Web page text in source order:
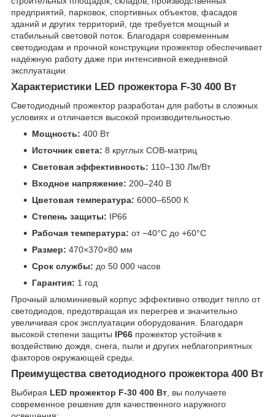
предприятий, парковок, спортивных объектов, фасадов
зданий и других территорий, где требуется мощный и
стабильный световой поток. Благодаря современным
светодиодам и прочной конструкции прожектор обеспечивает
надёжную работу даже при интенсивной ежедневной
эксплуатации.
Характеристики LED прожектора F-30 400 Вт
Светодиодный прожектор разработан для работы в сложных
условиях и отличается высокой производительностью.
Мощность: 400 Вт
Источник света: 8 круглых COB-матриц
Световая эффективность: 110–130 Лм/Вт
Входное напряжение: 200–240 В
Цветовая температура: 6000–6500 К
Степень защиты: IP66
Рабочая температура: от −40°C до +60°C
Размер: 470×370×80 мм
Срок службы: до 50 000 часов
Гарантия: 1 год
Прочный алюминиевый корпус эффективно отводит тепло от
светодиодов, предотвращая их перегрев и значительно
увеличивая срок эксплуатации оборудования. Благодаря
высокой степени защиты IP66 прожектор устойчив к
воздействию дождя, снега, пыли и других неблагоприятных
факторов окружающей среды.
Преимущества светодиодного прожектора 400 Вт
Выбирая LED прожектор F-30 400 Вт , вы получаете
современное решение для качественного наружного